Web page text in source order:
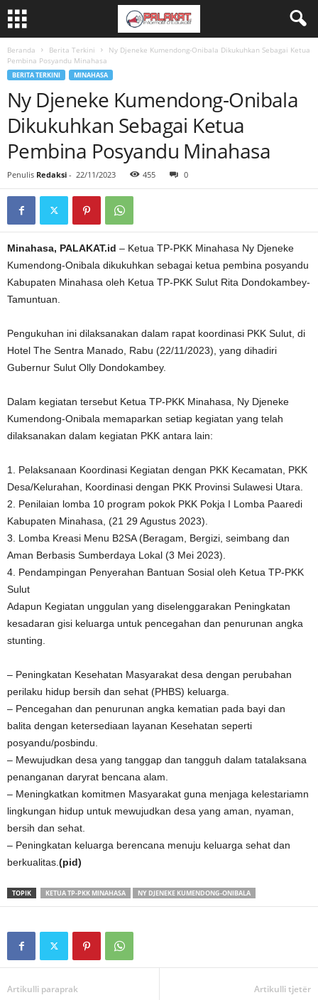
Beranda Berita Terkini
Ny Djeneke Kumendong-Onibala Dikukuhkan Sebagai Ketua
Pembina Posyandu Minahasa
BERITA TERKINI MINAHASA
Ny Djeneke Kumendong-Onibala
Dikukuhkan Sebagai Ketua
Pembina Posyandu Minahasa
Penulis Redaksi - 22/11/2023 455 0
Minahasa, PALAKAT.id – Ketua TP-PKK Minahasa Ny Djeneke
Kumendong-Onibala dikukuhkan sebagai ketua pembina posyandu
Kabupaten Minahasa oleh Ketua TP-PKK Sulut Rita Dondokambey-
Tamuntuan.
Pengukuhan ini dilaksanakan dalam rapat koordinasi PKK Sulut, di
Hotel The Sentra Manado, Rabu (22/11/2023), yang dihadiri
Gubernur Sulut Olly Dondokambey.
Dalam kegiatan tersebut Ketua TP-PKK Minahasa, Ny Djeneke
Kumendong-Onibala memaparkan setiap kegiatan yang telah
dilaksanakan dalam kegiatan PKK antara lain:
1. Pelaksanaan Koordinasi Kegiatan dengan PKK Kecamatan, PKK
Desa/Kelurahan, Koordinasi dengan PKK Provinsi Sulawesi Utara.
2. Penilaian lomba 10 program pokok PKK Pokja I Lomba Paaredi
Kabupaten Minahasa, (21 29 Agustus 2023).
3. Lomba Kreasi Menu B2SA (Beragam, Bergizi, seimbang dan
Aman Berbasis Sumberdaya Lokal (3 Mei 2023).
4. Pendampingan Penyerahan Bantuan Sosial oleh Ketua TP-PKK
Sulut
Adapun Kegiatan unggulan yang diselenggarakan Peningkatan
kesadaran gisi keluarga untuk pencegahan dan penurunan angka
stunting.
– Peningkatan Kesehatan Masyarakat desa dengan perubahan
perilaku hidup bersih dan sehat (PHBS) keluarga.
– Pencegahan dan penurunan angka kematian pada bayi dan
balita dengan ketersediaan layanan Kesehatan seperti
posyandu/posbindu.
– Mewujudkan desa yang tanggap dan tangguh dalam tatalaksana
penanganan daryrat bencana alam.
– Meningkatkan komitmen Masyarakat guna menjaga kelestariamn
lingkungan hidup untuk mewujudkan desa yang aman, nyaman,
bersih dan sehat.
– Peningkatan keluarga berencana menuju keluarga sehat dan
berkualitas. (pid)
TOPIK KETUA TP-PKK MINAHASA NY DJENEKE KUMENDONG-ONIBALA
Artikulli paraprak Artikulli tjetër